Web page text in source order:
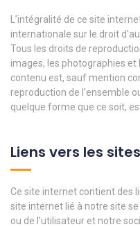
L’intégralité de ce site
internationale sur le droit
Tous les droits de
images, les photographies
contenu est, sauf mention
reproduction de l’ensemble
quelque forme que ce soit,
Liens vers les
Ce site internet contient des
site internet lié à notre site
ou de l'utilisateur et notre